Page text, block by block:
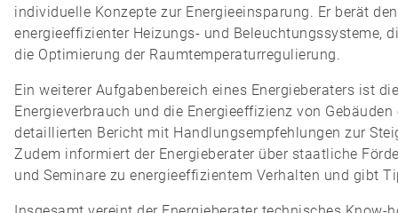
individuelle Konzepte zur Energieeinsparung. Er berät
energieeffizienter Heizungs- und Beleuchtungssysteme,
die Optimierung der Raumtemperaturregulierung.
Ein weiterer Aufgabenbereich eines Energieberaters ist
Energieverbrauch und die Energieeffizienz von
detaillierten Bericht mit Handlungsempfehlungen zur
Zudem informiert der Energieberater über staatliche
und Seminare zu energieeffizientem Verhalten und gibt